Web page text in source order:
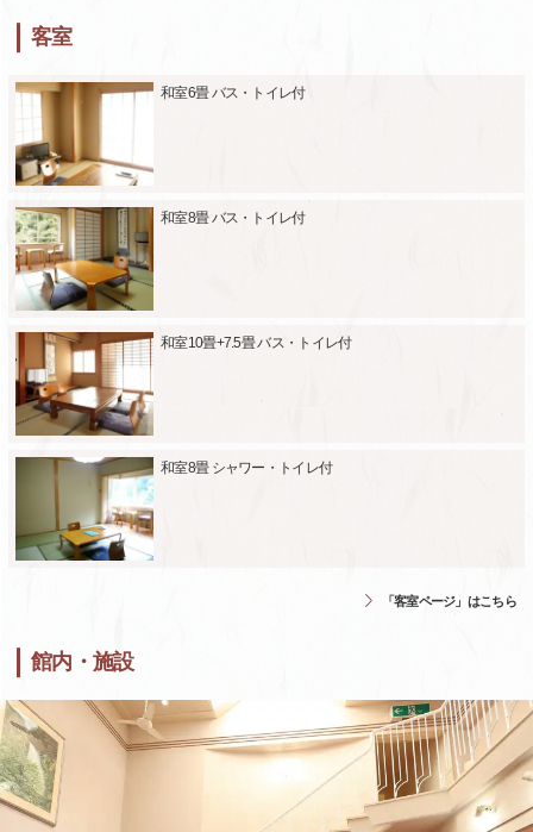
客室
和室6畳 バス・トイレ付
和室8畳 バス・トイレ付
和室10畳+7.5畳 バス・トイレ付
和室8畳 シャワー・トイレ付
「客室ページ」はこちら
館内・施設